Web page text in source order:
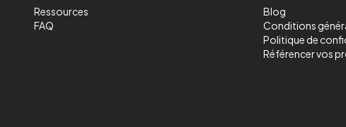
Ressources
FAQ
Blog
Conditions
Politique de
Référencer vos